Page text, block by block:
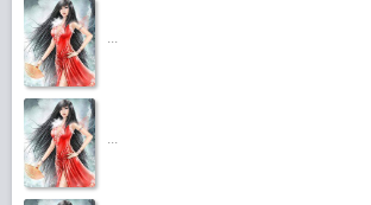
...
...